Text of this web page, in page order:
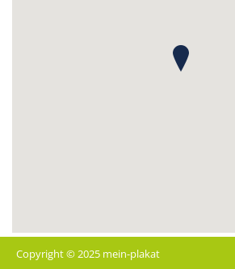
Copyright © 2025 mein-plakat